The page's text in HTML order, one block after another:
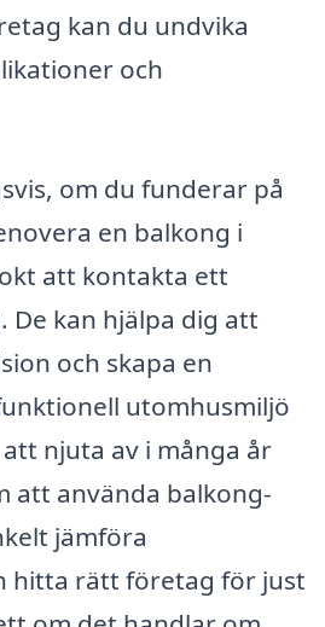
kan du undvika
och
om du funderar på
en balkong i
att kontakta ett
De kan hjälpa dig att
och skapa en
utomhusmiljö
njuta av i många år
att använda balkong-
jämföra
hitta rätt företag för just